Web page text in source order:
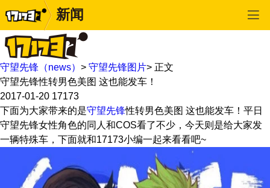
新闻
守望先锋（news） > 守望先锋图片> 正文
守望先锋性转男色美图 这也能发车！
2017-01-20 17173
下面为大家带来的是守望先锋性转男色美图 这也能发车！平日
守望先锋女性角色的同人和COS看了不少，今天则是给大家发
一辆特殊车，下面就和17173小编一起来看看吧~